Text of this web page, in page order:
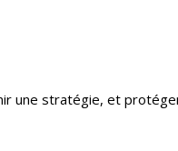
une stratégie, et